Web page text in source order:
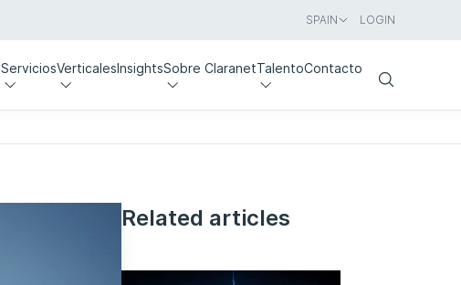
SPAIN LOGIN
ServiciosVerticalesInsightsSobre ClaranetTalentoContacto
Search
Related articles